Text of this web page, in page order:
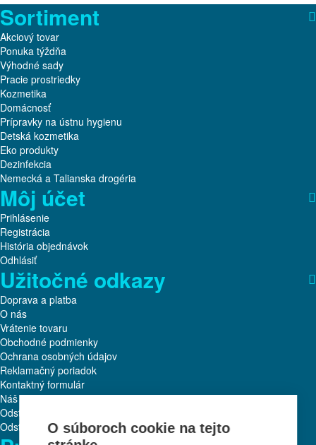
O súboroch cookie na tejto
Sortiment
Akciový tovar
Ponuka týždňa
Výhodné sady
Pracie prostriedky
Kozmetika
Domácnosť
Prípravky na ústnu hygienu
Detská kozmetika
Eko produkty
Dezinfekcia
Nemecká a Talianska drogéria
Môj účet
Prihlásenie
Registrácia
História objednávok
Odhlásiť
Užitočné odkazy
Doprava a platba
O nás
Vrátenie tovaru
Obchodné podmienky
Ochrana osobných údajov
Reklamačný poriadok
Kontaktný formulár
Náš tím
Odstúpenie od zmluvy
Odstúpiť od zmluvy tu